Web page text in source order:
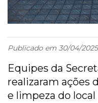
Publicado em 30/04/2025
Equipes da
realizaram ações
e limpeza do local